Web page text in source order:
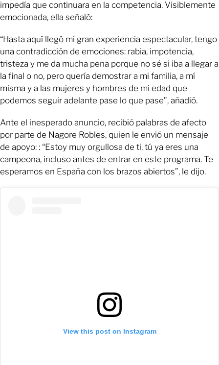
impedía que continuara en la competencia. Visiblemente
emocionada, ella señaló:
“Hasta aquí llegó mi gran experiencia espectacular, tengo
una contradicción de emociones: rabia, impotencia,
tristeza y me da mucha pena porque no sé si iba a llegar a
la final o no, pero quería demostrar a mi familia, a mí
misma y a las mujeres y hombres de mi edad que
podemos seguir adelante pase lo que pase”, añadió.
Ante el inesperado anuncio, recibió palabras de afecto
por parte de Nagore Robles, quien le envió un mensaje
de apoyo: : “Estoy muy orgullosa de ti, tú ya eres una
campeona, incluso antes de entrar en este programa. Te
esperamos en España con los brazos abiertos”, le dijo.
View this post on Instagram